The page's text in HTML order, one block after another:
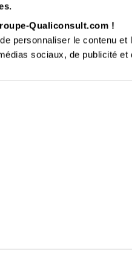
Qualiconsult.com !
personnaliser le contenu
sociaux, de publicité